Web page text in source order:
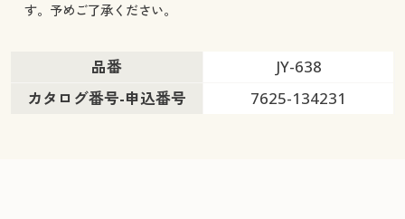
す。予めご了承ください。
品番
JY-638
カタログ番号-申込番号
7625-134231